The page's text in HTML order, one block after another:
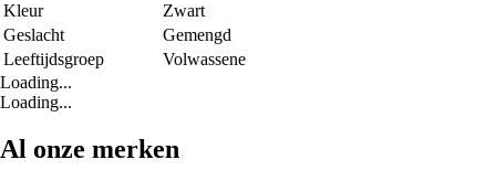
Kleur
Zwart
Geslacht
Gemengd
Leeftijdsgroep
Volwassene
Loading...
Loading...
Al onze merken